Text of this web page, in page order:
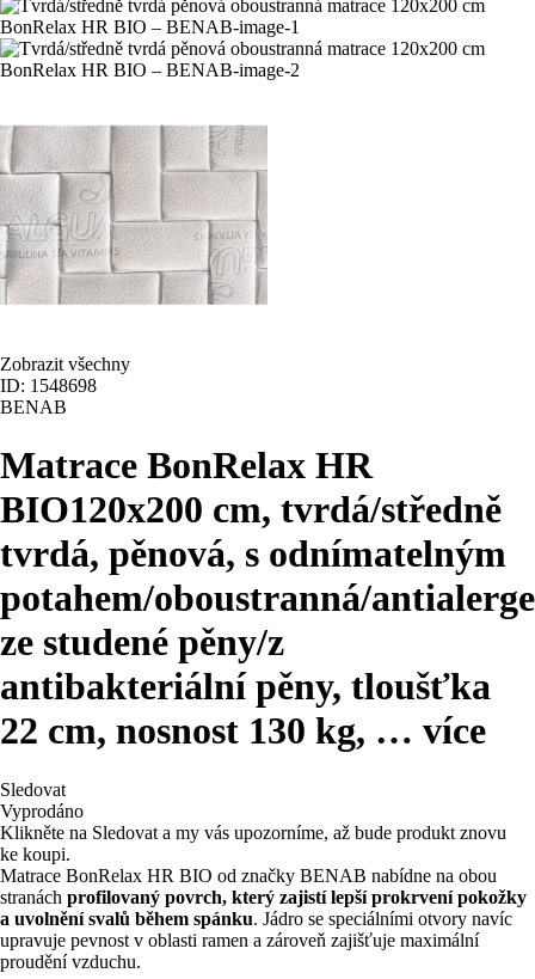
Zobrazit všechny
ID: 1548698
BENAB
Matrace BonRelax HR
BIO120x200 cm, tvrdá/středně
tvrdá, pěnová, s odnímatelným
potahem/oboustranná/
ze studené pěny/z
antibakteriální pěny, tloušťka
22 cm, nosnost 130 kg, … více
Sledovat
Vyprodáno
Klikněte na Sledovat a my vás upozorníme, až bude produkt znovu
ke koupi.
Matrace BonRelax HR BIO od značky BENAB nabídne na obou
stranách profilovaný povrch, který zajistí lepší prokrvení pokožky
a uvolnění svalů během spánku. Jádro se speciálními otvory navíc
upravuje pevnost v oblasti ramen a zároveň zajišťuje maximální
proudění vzduchu.